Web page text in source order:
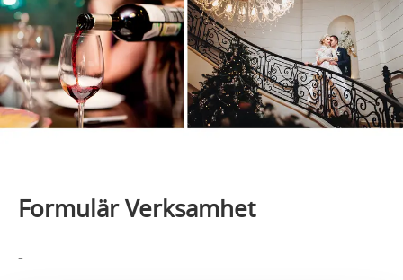
Formulär Verksamhet
-